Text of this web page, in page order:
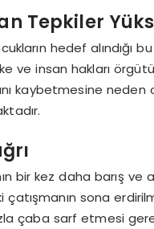
Tepkiler
hedef alındığı
insan hakları örgütü,
kaybetmesine neden
bir kez daha barış
sona
çaba sarf etmesi